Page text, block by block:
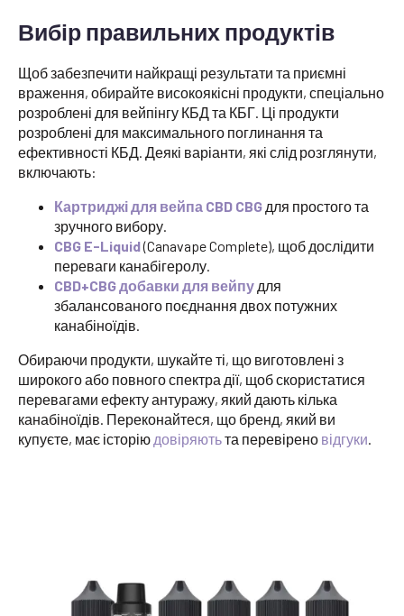
Вибір правильних продуктів
Щоб забезпечити найкращі результати та приємні
враження, обирайте високоякісні продукти, спеціально
розроблені для вейпінгу КБД та КБГ. Ці продукти
розроблені для максимального поглинання та
ефективності КБД. Деякі варіанти, які слід розглянути,
включають:
Картриджі для вейпа CBD CBG для простого та
зручного вибору.
CBG E-Liquid(Canavape Complete), щоб дослідити
переваги канабігеролу.
CBD+CBG добавки для вейпу для
збалансованого поєднання двох потужних
канабіноїдів.
Обираючи продукти, шукайте ті, що виготовлені з
широкого або повного спектра дії, щоб скористатися
перевагами ефекту антуражу, який дають кілька
канабіноїдів. Переконайтеся, що бренд, який ви
купуєте, має історію довіряютьта перевірено відгуки.